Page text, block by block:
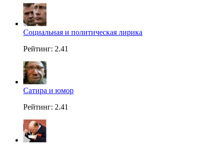
Социальная и политическая лирика
Рейтинг: 2.41
Сатира и юмор
Рейтинг: 2.41